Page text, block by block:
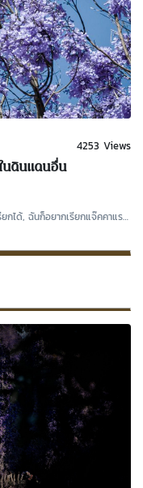
4253 Views
นดินแดนอื่น
ได้, ฉันก็อยากเรียกแจ๊คคาแรน